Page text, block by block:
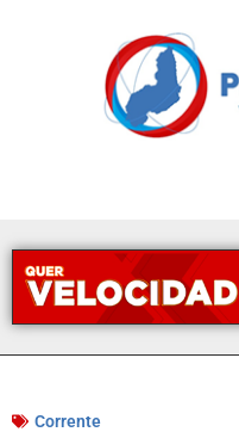
Corrente